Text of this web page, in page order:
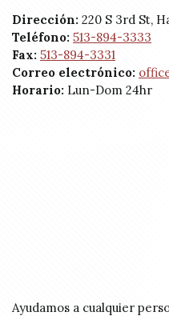
Dirección: 220 S 3rd St,
Teléfono: 513-894-3333
Fax: 513-894-3331
Correo electrónico:
Horario: Lun-Dom 24hr
Ayudamos a cualquier